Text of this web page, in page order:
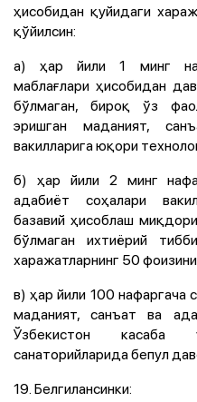
ҳисобидан қуйидаги
қўйилсин:
а) ҳар йили 1 минг
маблағлари ҳисобидан
бўлмаган, бироқ ўз
эришган маданият,
вакилларига юқори
б) ҳар йили 2 минг
адабиёт соҳалари
базавий ҳисоблаш
бўлмаган ихтиёрий
харажатларнинг 50
в) ҳар йили 100 нафаргача
маданият, санъат ва
Ўзбекистон касаба
санаторийларида бепул
19. Белгилансинки: